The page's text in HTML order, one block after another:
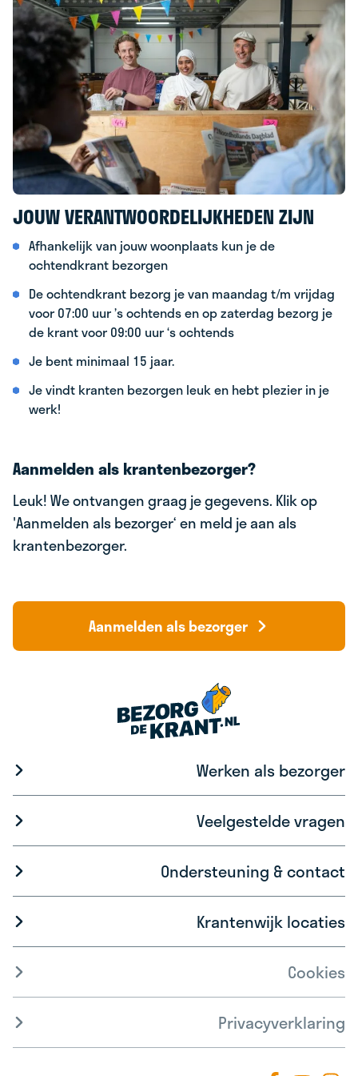
JOUW VERANTWOORDELIJKHEDEN ZIJN
Afhankelijk van jouw woonplaats kun je de
ochtendkrant bezorgen
De ochtendkrant bezorg je van maandag t/m vrijdag
voor 07:00 uur ’s ochtends en op zaterdag bezorg je
de krant voor 09:00 uur ‘s ochtends
Je bent minimaal 15 jaar.
Je vindt kranten bezorgen leuk en hebt plezier in je
werk!
Aanmelden als krantenbezorger?
Leuk! We ontvangen graag je gegevens. Klik op
'Aanmelden als bezorger‘ en meld je aan als
krantenbezorger.
Aanmelden als bezorger
Werken als bezorger
Veelgestelde vragen
Ondersteuning & contact
Krantenwijk locaties
Cookies
Privacyverklaring